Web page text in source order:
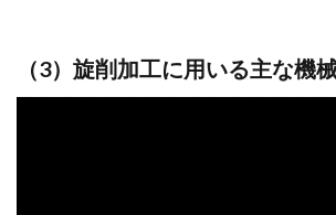
（3）旋削加工に用いる主な機